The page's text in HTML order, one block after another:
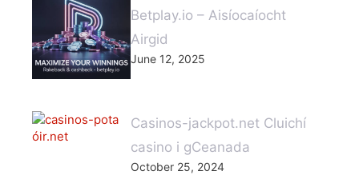
Betplay.io – Aisíocaíocht
Airgid
June 12, 2025
Casinos-jackpot.net Cluichí
casino i gCeanada
October 25, 2024